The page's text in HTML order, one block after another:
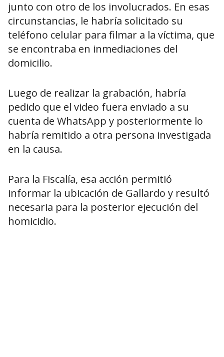
junto con otro de los involucrados. En esas
circunstancias, le habría solicitado su
teléfono celular para filmar a la víctima, que
se encontraba en inmediaciones del
domicilio.
Luego de realizar la grabación, habría
pedido que el video fuera enviado a su
cuenta de WhatsApp y posteriormente lo
habría remitido a otra persona investigada
en la causa.
Para la Fiscalía, esa acción permitió
informar la ubicación de Gallardo y resultó
necesaria para la posterior ejecución del
homicidio.